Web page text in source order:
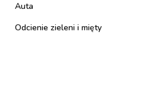
Auta
Odcienie zieleni i mięty